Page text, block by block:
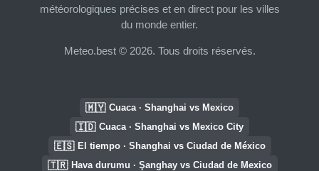
météorologiques précises et en direct pour les villes
du monde entier.
Meteo.best © 2026. Tous droits réservés.
🇲🇾 Cuaca · Shanghai vs Mexico
🇮🇩 Cuaca · Shanghai vs Mexico City
🇪🇸 El tiempo · Shanghai vs Ciudad de México
🇹🇷 Hava durumu · Şanghay vs Ciudad de Mexico